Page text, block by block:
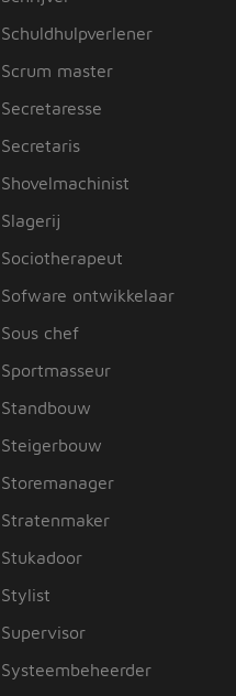
Schuldhulpverlener
Scrum master
Secretaresse
Secretaris
Shovelmachinist
Slagerij
Sociotherapeut
Sofware ontwikkelaar
Sous chef
Sportmasseur
Standbouw
Steigerbouw
Storemanager
Stratenmaker
Stukadoor
Stylist
Supervisor
Systeembeheerder